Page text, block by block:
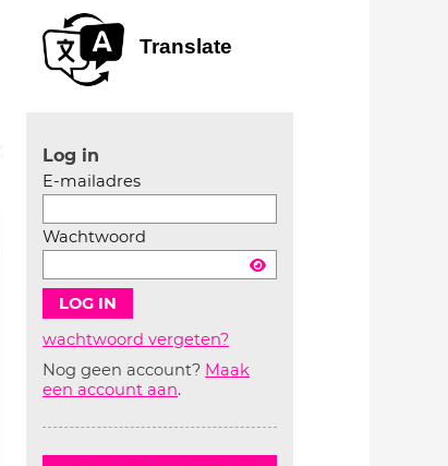
Translate
Log in
E-mailadres
Wachtwoord
wachtwoord vergeten?
Nog geen account? Maak
een account aan.